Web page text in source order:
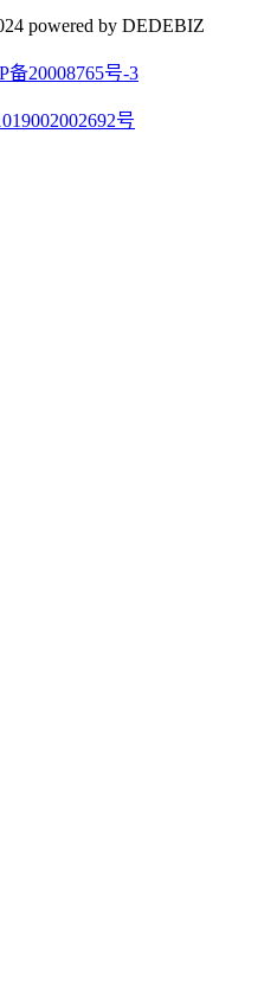
powered by DEDEBIZ
20008765号-3
号